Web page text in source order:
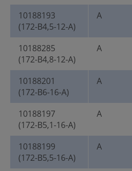
10188193
(172-B4,5-12-A)
A
10188285
(172-B4,8-12-A)
A
10188201
(172-B6-16-A)
A
10188197
(172-B5,1-16-A)
A
10188199
(172-B5,5-16-A)
A